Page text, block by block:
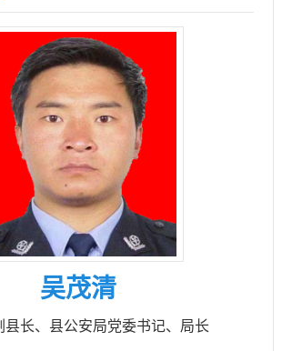
吴茂清
县长、县公安局党委书记、局长